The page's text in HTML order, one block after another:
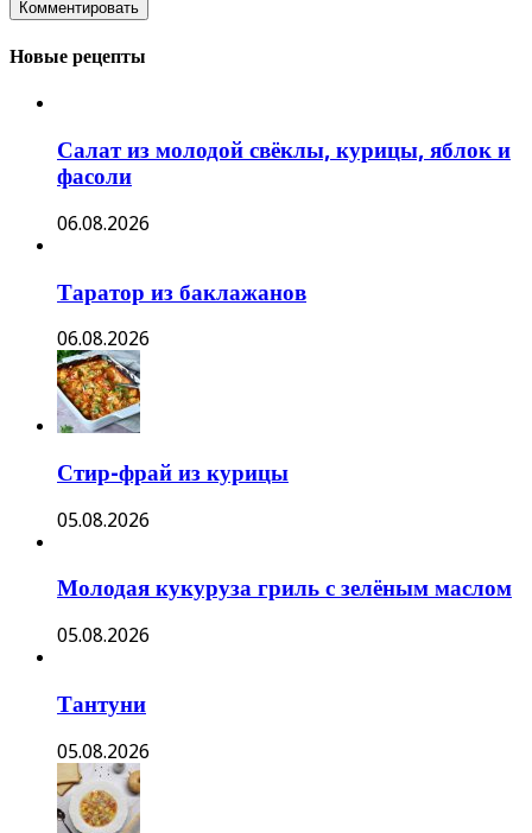
Новые рецепты
Салат из молодой свёклы, курицы, яблок и
фасоли
06.08.2026
Таратор из баклажанов
06.08.2026
Стир-фрай из курицы
05.08.2026
Молодая кукуруза гриль с зелёным маслом
05.08.2026
Тантуни
05.08.2026